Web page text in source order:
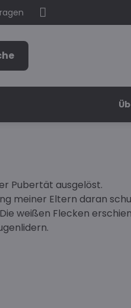
Pubertät ausgelöst.
meiner Eltern daran
weißen Flecken